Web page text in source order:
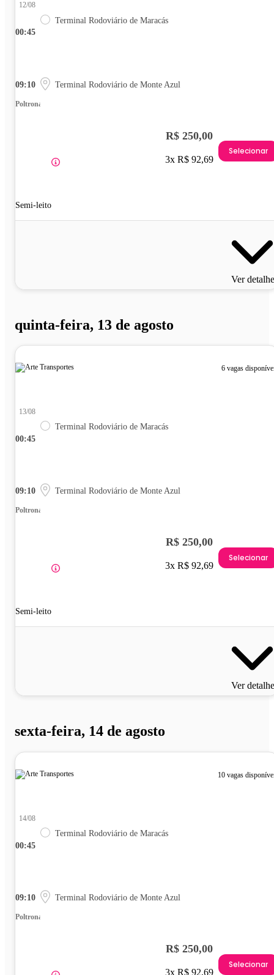
00:45
12/08
Terminal Rodoviário de Maracás
09:10 Terminal Rodoviário de Monte Azul
Poltrona
Semi-leito
R$ 250,00
3x R$ 92,69
Selecionar
Ver
quinta-feira, 13 de agosto
6 vagas
00:45
13/08
Terminal Rodoviário de Maracás
09:10 Terminal Rodoviário de Monte Azul
Poltrona
Semi-leito
R$ 250,00
3x R$ 92,69
Selecionar
Ver
sexta-feira, 14 de agosto
10 vagas
00:45
14/08
Terminal Rodoviário de Maracás
09:10 Terminal Rodoviário de Monte Azul
Poltrona
R$ 250,00
3x R$ 92,69
Selecionar